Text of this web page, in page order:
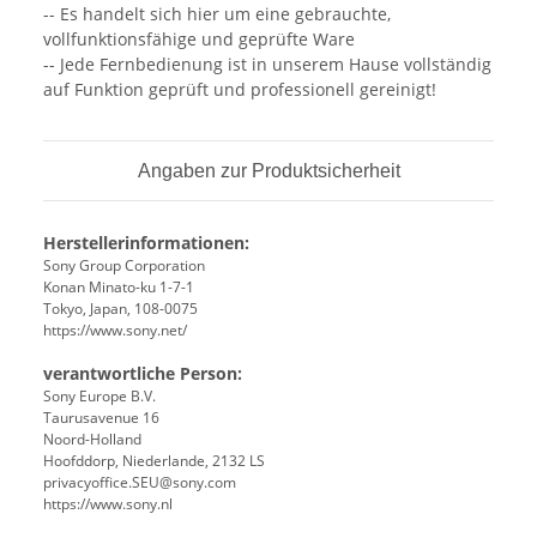
-- Es handelt sich hier um eine gebrauchte,
vollfunktionsfähige und geprüfte Ware
-- Jede Fernbedienung ist in unserem Hause vollständig
auf Funktion geprüft und professionell gereinigt!
Angaben zur Produktsicherheit
Herstellerinformationen:
Sony Group Corporation
Konan Minato-ku 1-7-1
Tokyo, Japan, 108-0075
https://www.sony.net/
verantwortliche Person:
Sony Europe B.V.
Taurusavenue 16
Noord-Holland
Hoofddorp, Niederlande, 2132 LS
privacyoffice.SEU@sony.com
https://www.sony.nl